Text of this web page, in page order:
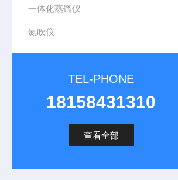
一体化蒸馏仪
氮吹仪
TEL-PHONE
18158431310
查看全部